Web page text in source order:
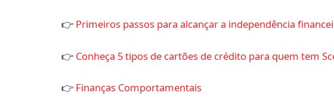
👉 Primeiros passos para alcançar a independência
👉 Conheça 5 tipos de cartões de crédito para quem tem
👉 Finanças Comportamentais